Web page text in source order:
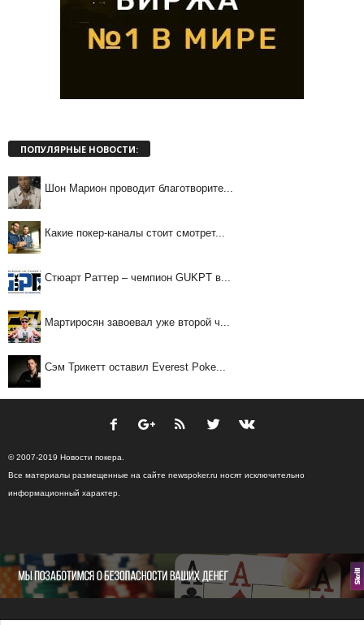
ПОПУЛЯРНЫЕ НОВОСТИ:
Шон Марион проводит благотворите...
Какие покер-каналы стоит смотрет...
Стюарт Раттер – чемпион GUKPT в...
Мартиросян завоевал уже второй ч...
Сэм Трикетт оставил Everest Poke...
© 2007-2019 Новости покера.
Все материалы размещенные на сайте newspoker.ru носят исключительно
информационный характер.